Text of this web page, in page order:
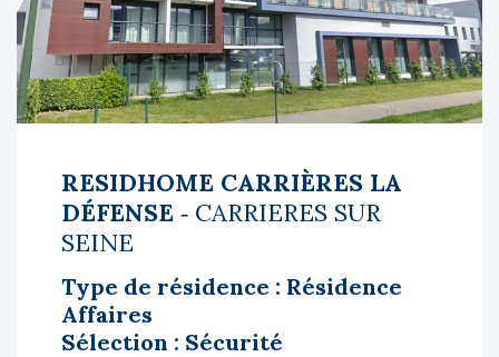
RESIDHOME CARRIÈRES LA
DÉFENSE ‐ CARRIERES SUR
SEINE
Type de résidence : Résidence
Affaires
Sélection : Sécurité